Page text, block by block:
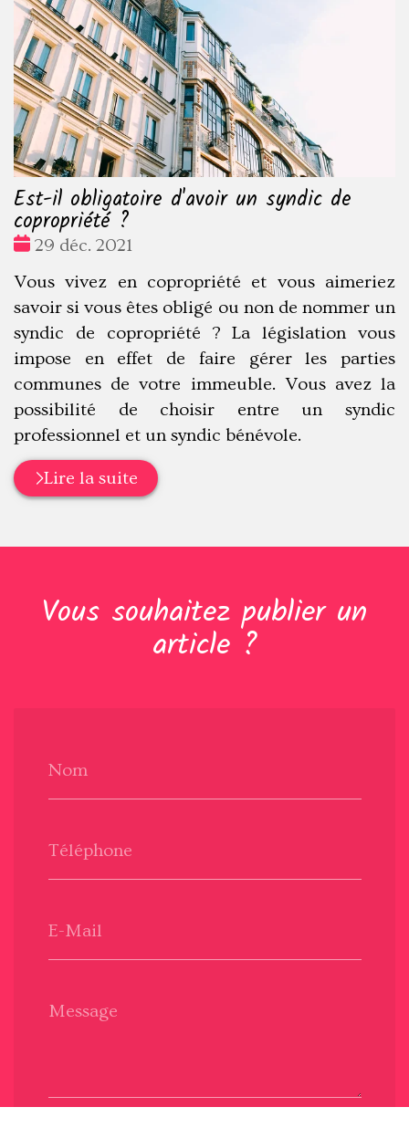
Est-il obligatoire d'avoir un syndic de
copropriété ?
Date
29 déc. 2021
Vous vivez en copropriété et vous aimeriez
savoir si vous êtes obligé ou non de nommer un
syndic de copropriété ? La législation vous
impose en effet de faire gérer les parties
communes de votre immeuble. Vous avez la
possibilité de choisir entre un syndic
professionnel et un syndic bénévole.
Lire la suite
Vous souhaitez publier un
article ?
Nom
Téléphone
E-Mail
Message